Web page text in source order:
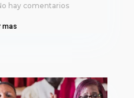
hay comentarios
mas